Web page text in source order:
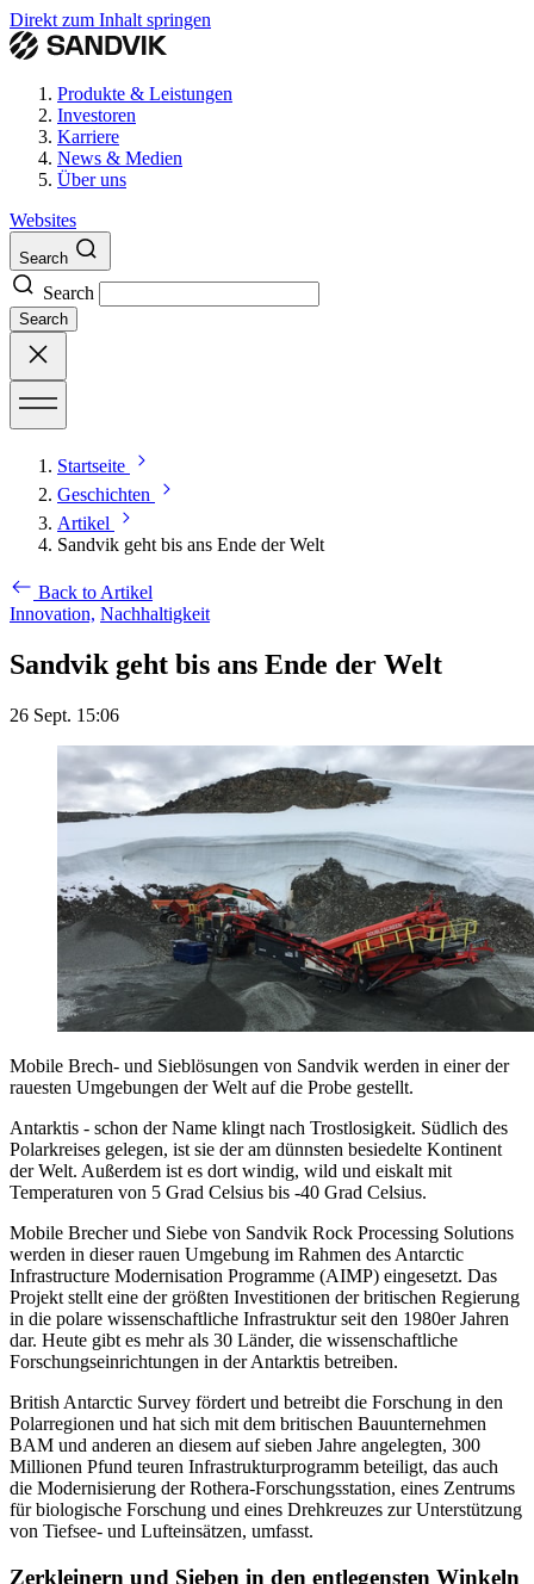
Direkt zum Inhalt springen
Produkte & Leistungen
Investoren
Karriere
News & Medien
Über uns
Websites
Search
Search
Search
Startseite
Geschichten
Artikel
Sandvik geht bis ans Ende der Welt
Back to Artikel
Innovation, Nachhaltigkeit
Sandvik geht bis ans Ende der Welt
26 Sept. 15:06
Mobile Brech- und Sieblösungen von Sandvik werden in einer der
rauesten Umgebungen der Welt auf die Probe gestellt.
Antarktis - schon der Name klingt nach Trostlosigkeit. Südlich des
Polarkreises gelegen, ist sie der am dünnsten besiedelte Kontinent
der Welt. Außerdem ist es dort windig, wild und eiskalt mit
Temperaturen von 5 Grad Celsius bis -40 Grad Celsius.
Mobile Brecher und Siebe von Sandvik Rock Processing Solutions
werden in dieser rauen Umgebung im Rahmen des Antarctic
Infrastructure Modernisation Programme (AIMP) eingesetzt. Das
Projekt stellt eine der größten Investitionen der britischen Regierung
in die polare wissenschaftliche Infrastruktur seit den 1980er Jahren
dar. Heute gibt es mehr als 30 Länder, die wissenschaftliche
Forschungseinrichtungen in der Antarktis betreiben.
British Antarctic Survey fördert und betreibt die Forschung in den
Polarregionen und hat sich mit dem britischen Bauunternehmen
BAM und anderen an diesem auf sieben Jahre angelegten, 300
Millionen Pfund teuren Infrastrukturprogramm beteiligt, das auch
die Modernisierung der Rothera-Forschungsstation, eines Zentrums
für biologische Forschung und eines Drehkreuzes zur Unterstützung
von Tiefsee- und Lufteinsätzen, umfasst.
Zerkleinern und Sieben in den entlegensten Winkeln